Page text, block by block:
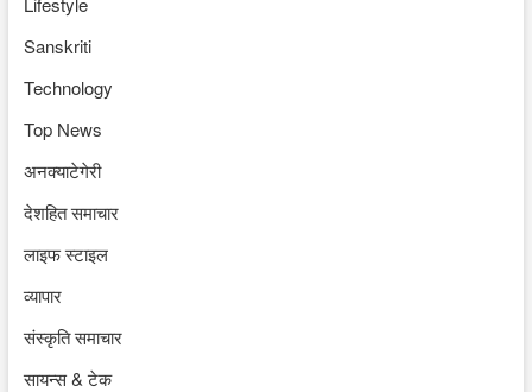
Sanskriti
Technology
Top News
अनक्याटेगेरी
देशहित समाचार
लाइफ स्टाइल
व्यापार
संस्कृति समाचार
सायन्स & टेक